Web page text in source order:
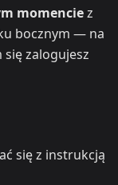
momenciez
bocznym — na
zalogujesz
się z instrukcją